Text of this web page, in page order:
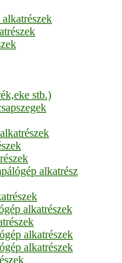
stb.)
alkatrész
alkatrészek
alkatrészek
alkatrészek